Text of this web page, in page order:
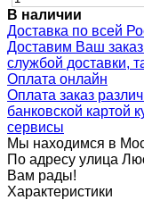
В наличии
Доставка по всей
Доставим Ваш
службой доставки,
Оплата онлайн
Оплата заказ
банковской картой
сервисы
Мы находимся в
По адресу улица
Вам рады!
Характеристики